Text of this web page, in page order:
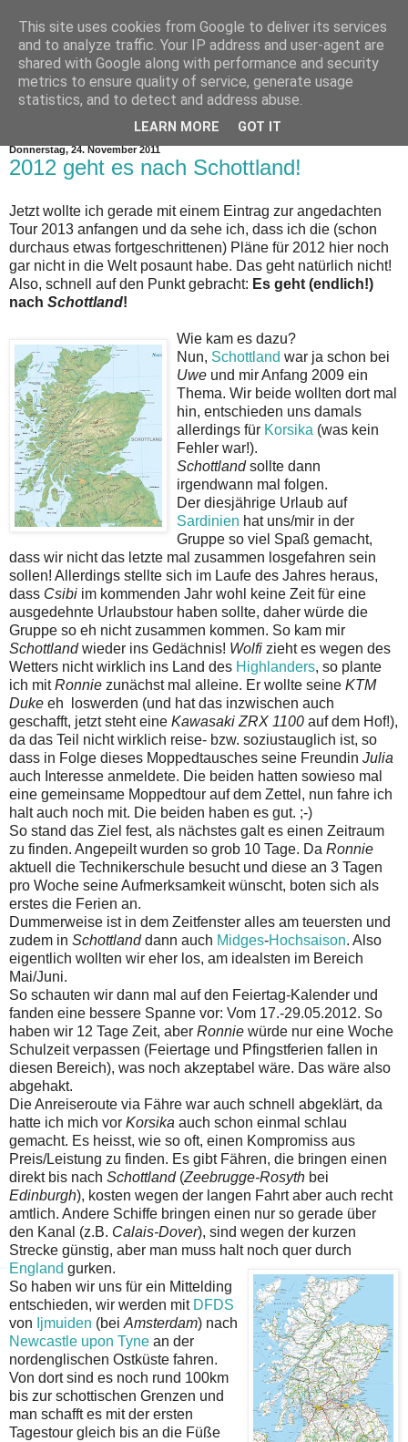
Donnerstag, 24. November 2011
2012 geht es nach Schottland!
Jetzt wollte ich gerade mit einem Eintrag zur angedachten
Tour 2013 anfangen und da sehe ich, dass ich die (schon
durchaus etwas fortgeschrittenen) Pläne für 2012 hier noch
gar nicht in die Welt posaunt habe. Das geht natürlich nicht!
Also, schnell auf den Punkt gebracht: Es geht (endlich!)
nach Schottland!
Wie kam es dazu?
Nun, Schottland war ja schon bei
Uwe und mir Anfang 2009 ein
Thema. Wir beide wollten dort mal
hin, entschieden uns damals
allerdings für Korsika (was kein
Fehler war!).
Schottlandsollte dann
irgendwann mal folgen.
Der diesjährige Urlaub auf
Sardinien hat uns/mir in der
Gruppe so viel Spaß gemacht,
dass wir nicht das letzte mal zusammen losgefahren sein
sollen! Allerdings stellte sich im Laufe des Jahres heraus,
dass Csibi im kommenden Jahr wohl keine Zeit für eine
ausgedehnte Urlaubstour haben sollte, daher würde die
Gruppe so eh nicht zusammen kommen. So kam mir
Schottlandwieder ins Gedächnis! Wolfi zieht es wegen des
Wetters nicht wirklich ins Land des Highlanders, so plante
ich mitRonnie zunächst mal alleine. Er wollte seine KTM
Duke eh loswerden (und hat das inzwischen auch
geschafft, jetzt steht eine Kawasaki ZRX 1100 auf dem Hof!),
da das Teil nicht wirklich reise- bzw. soziustauglich ist, so
dass in Folge dieses Moppedtausches seine Freundin Julia
auch Interesse anmeldete. Die beiden hatten sowieso mal
eine gemeinsame Moppedtour auf dem Zettel, nun fahre ich
halt auch noch mit. Die beiden haben es gut. ;-)
So stand das Ziel fest, als nächstes galt es einen Zeitraum
zu finden. Angepeilt wurden so grob 10 Tage. Da Ronnie
aktuell die Technikerschule besucht und diese an 3 Tagen
pro Woche seine Aufmerksamkeit wünscht, boten sich als
erstes die Ferien an.
Dummerweise ist in dem Zeitfenster alles am teuersten und
zudem in Schottlanddann auch Midges-Hochsaison. Also
eigentlich wollten wir eher los, am idealsten im Bereich
Mai/Juni.
So schauten wir dann mal auf den Feiertag-Kalender und
fanden eine bessere Spanne vor: Vom 17.-29.05.2012. So
haben wir 12 Tage Zeit, aber Ronnie würde nur eine Woche
Schulzeit verpassen (Feiertage und Pfingstferien fallen in
diesen Bereich), was noch akzeptabel wäre. Das wäre also
abgehakt.
Die Anreiseroute via Fähre war auch schnell abgeklärt, da
hatte ich mich vor Korsika auch schon einmal schlau
gemacht. Es heisst, wie so oft, einen Kompromiss aus
Preis/Leistung zu finden. Es gibt Fähren, die bringen einen
direkt bis nach Schottland(Zeebrugge-Rosyth bei
Edinburgh), kosten wegen der langen Fahrt aber auch recht
amtlich. Andere Schiffe bringen einen nur so gerade über
den Kanal (z.B. Calais-Dover), sind wegen der kurzen
Strecke günstig, aber man muss halt noch quer durch
England gurken.
So haben wir uns für ein Mittelding
entschieden, wir werden mit DFDS
von Ijmuiden (bei Amsterdam) nach
Newcastle upon Tyne an der
nordenglischen Ostküste fahren.
Von dort sind es noch rund 100km
bis zur schottischen Grenzen und
man schafft es mit der ersten
Tagestour gleich bis an die Füße
This site uses cookies from Google to deliver its services
and to analyze traffic. Your IP address and user-agent are
shared with Google along with performance and security
metrics to ensure quality of service, generate usage
statistics, and to detect and address abuse.
LEARN MORE GOT IT